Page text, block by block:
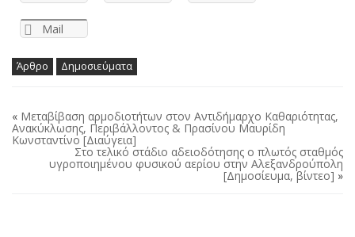
Mail
Άρθρο Δημοσιεύματα
« Μεταβίβαση αρμοδιοτήτων στον Αντιδήμαρχο Καθαριότητας,
Ανακύκλωσης, Περιβάλλοντος & Πρασίνου Μαυρίδη
Κωνσταντίνο [Διαύγεια]
Στο τελικό στάδιο αδειοδότησης ο πλωτός σταθμός
υγροποιημένου φυσικού αερίου στην Αλεξανδρούπολη
[Δημοσίευμα, βίντεο] »